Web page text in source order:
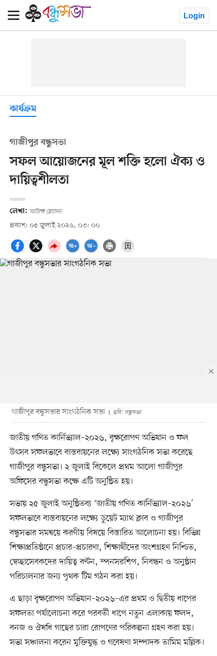
Login
কার্যক্রম
গাজীপুর বন্ধুসভা
সফল আয়োজনের মূল শক্তি হলো ঐক্য ও
দায়িত্বশীলতা
লেখা: আরিফ হোসেন
প্রকাশ: ০৫ জুলাই ২০২৬, ০৩: ০০
গাজীপুর বন্ধুসভার সাংগঠনিক সভা ছবি: বন্ধুসভা
জাতীয় গণিত কার্নিভ্যাল–২০২৬, বৃক্ষরোপণ অভিযান ও ফল
উৎসব সফলভাবে বাস্তবায়নের লক্ষ্যে সাংগঠনিক সভা করেছে
গাজীপুর বন্ধুসভা। ২ জুলাই বিকেলে প্রথম আলো গাজীপুর
অফিসের বন্ধুসভা কক্ষে এটি অনুষ্ঠিত হয়।
সভায় ২৫ জুলাই অনুষ্ঠিতব্য ‘জাতীয় গণিত কার্নিভ্যাল–২০২৬’
সফলভাবে বাস্তবায়নের লক্ষ্যে ডুয়েট ম্যাথ ক্লাব ও গাজীপুর
বন্ধুসভার সমন্বয়ে করণীয় বিষয়ে বিস্তারিত আলোচনা হয়। বিভিন্ন
শিক্ষাপ্রতিষ্ঠানে প্রচার–প্রচারণা, শিক্ষার্থীদের অংশগ্রহণ নিশ্চিত,
স্বেচ্ছাসেবকদের দায়িত্ব বণ্টন, স্পনসরশিপ, নিবন্ধন ও অনুষ্ঠান
পরিচালনার জন্য পৃথক টিম গঠন করা হয়।
এ ছাড়া বৃক্ষরোপণ অভিযান–২০২৬–এর প্রথম ও দ্বিতীয় ধাপের
সফলতা পর্যালোচনা করে পরবর্তী ধাপে নতুন এলাকায় ফলদ,
বনজ ও ঔষধি গাছের চারা রোপণের পরিকল্পনা গ্রহণ করা হয়।
সভা সঞ্চালনা করেন মুক্তিযুদ্ধ ও গবেষণা সম্পাদক তামিম মল্লিক।